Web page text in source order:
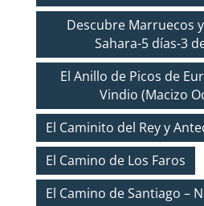
Descubre Marruecos
Sahara-5 días-3
El Anillo de Picos de
Vindio (Macizo
El Caminito del Rey y
El Camino de Los Faros
El Camino de Santiago –